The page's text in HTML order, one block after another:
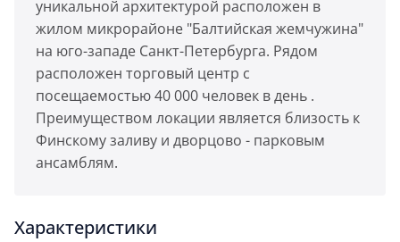
уникальной архитектурой расположен в
жилом микрорайоне "Балтийская жемчужина"
на юго-западе Санкт-Петербурга. Рядом
расположен торговый центр с
посещаемостью 40 000 человек в день .
Преимуществом локации является близость к
Финскому заливу и дворцово - парковым
ансамблям.
Характеристики